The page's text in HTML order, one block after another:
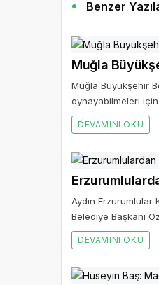
Benzer
Muğla
Muğla Büyükşehir
oynayabilmeleri
DEVAMINI OKU
Aydın Erzurumlular
Belediye Başkanı
DEVAMINI OKU